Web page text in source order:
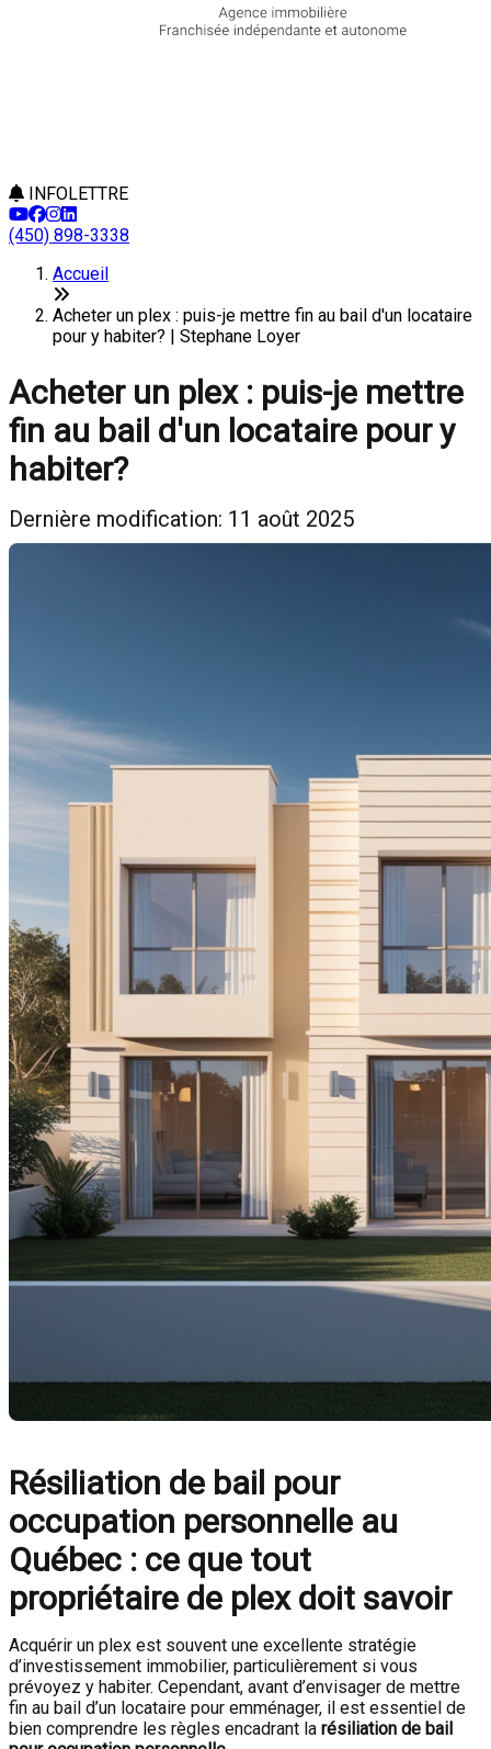
INFOLETTRE
(450) 898-3338
Accueil
Acheter un plex : puis-je mettre fin au bail d'un locataire
pour y habiter? | Stephane Loyer
Acheter un plex : puis-je mettre
fin au bail d'un locataire pour y
habiter?
Dernière modification: 11 août 2025
Résiliation de bail pour
occupation personnelle au
Québec : ce que tout
propriétaire de plex doit savoir
Acquérir un plex est souvent une excellente stratégie
d’investissement immobilier, particulièrement si vous
prévoyez y habiter. Cependant, avant d’envisager de mettre
fin au bail d’un locataire pour emménager, il est essentiel de
bien comprendre les règles encadrant la résiliation de bail